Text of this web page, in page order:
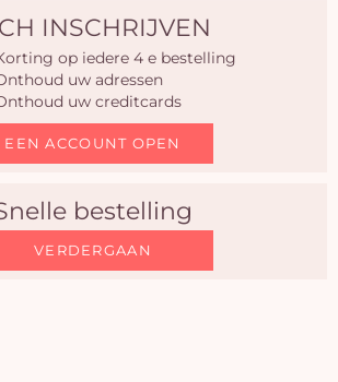
INSCHRIJVEN
op iedere 4 e bestelling
uw adressen
uw creditcards
EEN ACCOUNT OPEN
bestelling
VERDERGAAN